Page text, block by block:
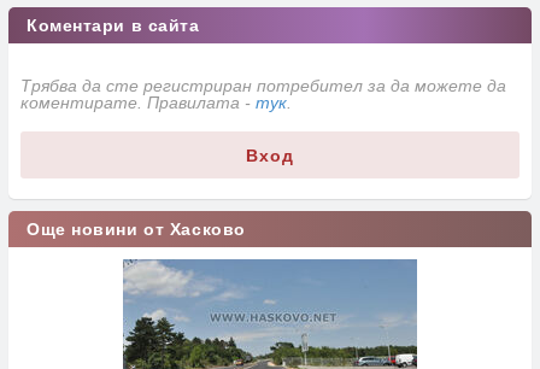
Коментари в сайта
Трябва да сте регистриран потребител за да можете да
коментирате. Правилата - тук
Вход
Още новини от Хасково